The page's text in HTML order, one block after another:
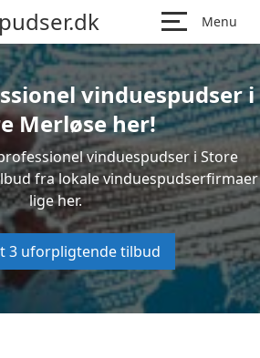
Menu
vinduespudser i
Merløse her!
vinduespudser i Store
fra lokale vinduespudserfirmaer
lige her.
3 uforpligtende tilbud